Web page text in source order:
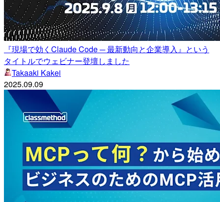
『現場で効くClaude Code ─ 最新動向と企業導入』という
タイトルでウェビナー登壇しました
Takaaki Kakei
2025.09.09